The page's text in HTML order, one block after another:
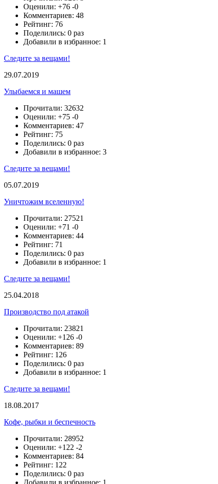
Оценили: +76 -0
Комментариев: 48
Рейтинг: 76
Поделились: 0 раз
Добавили в избранное: 1
Следите за вещами!
29.07.2019
Улыбаемся и машем
Прочитали: 32632
Оценили: +75 -0
Комментариев: 47
Рейтинг: 75
Поделились: 0 раз
Добавили в избранное: 3
Следите за вещами!
05.07.2019
Уничтожим вселенную!
Прочитали: 27521
Оценили: +71 -0
Комментариев: 44
Рейтинг: 71
Поделились: 0 раз
Добавили в избранное: 1
Следите за вещами!
25.04.2018
Производство под атакой
Прочитали: 23821
Оценили: +126 -0
Комментариев: 89
Рейтинг: 126
Поделились: 0 раз
Добавили в избранное: 1
Следите за вещами!
18.08.2017
Кофе, рыбки и беспечность
Прочитали: 28952
Оценили: +122 -2
Комментариев: 84
Рейтинг: 122
Поделились: 0 раз
Добавили в избранное: 1